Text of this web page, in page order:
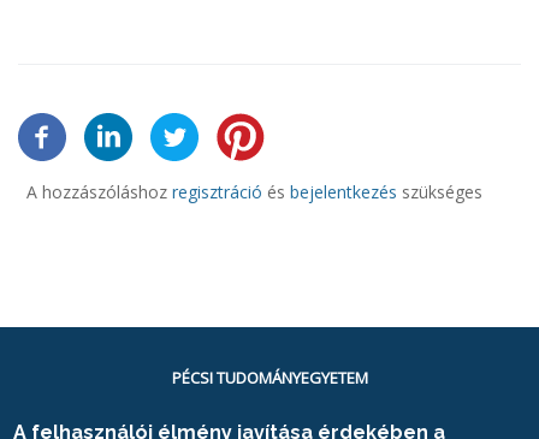
A hozzászóláshoz regisztráció és bejelentkezés szükséges
PÉCSI TUDOMÁNYEGYETEM
H-7622 Pécs
A felhasználói élmény javítása érdekében a